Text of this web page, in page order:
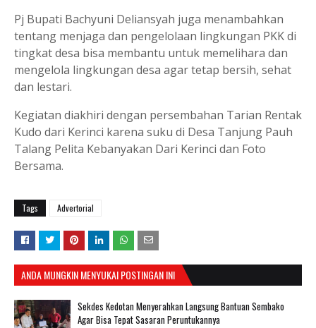
Pj Bupati Bachyuni Deliansyah juga menambahkan
tentang menjaga dan pengelolaan lingkungan PKK di
tingkat desa bisa membantu untuk memelihara dan
mengelola lingkungan desa agar tetap bersih, sehat
dan lestari.
Kegiatan diakhiri dengan persembahan Tarian Rentak
Kudo dari Kerinci karena suku di Desa Tanjung Pauh
Talang Pelita Kebanyakan Dari Kerinci dan Foto
Bersama.
Tags Advertorial
ANDA MUNGKIN MENYUKAI POSTINGAN INI
Sekdes Kedotan Menyerahkan Langsung Bantuan Sembako
Agar Bisa Tepat Sasaran Peruntukannya